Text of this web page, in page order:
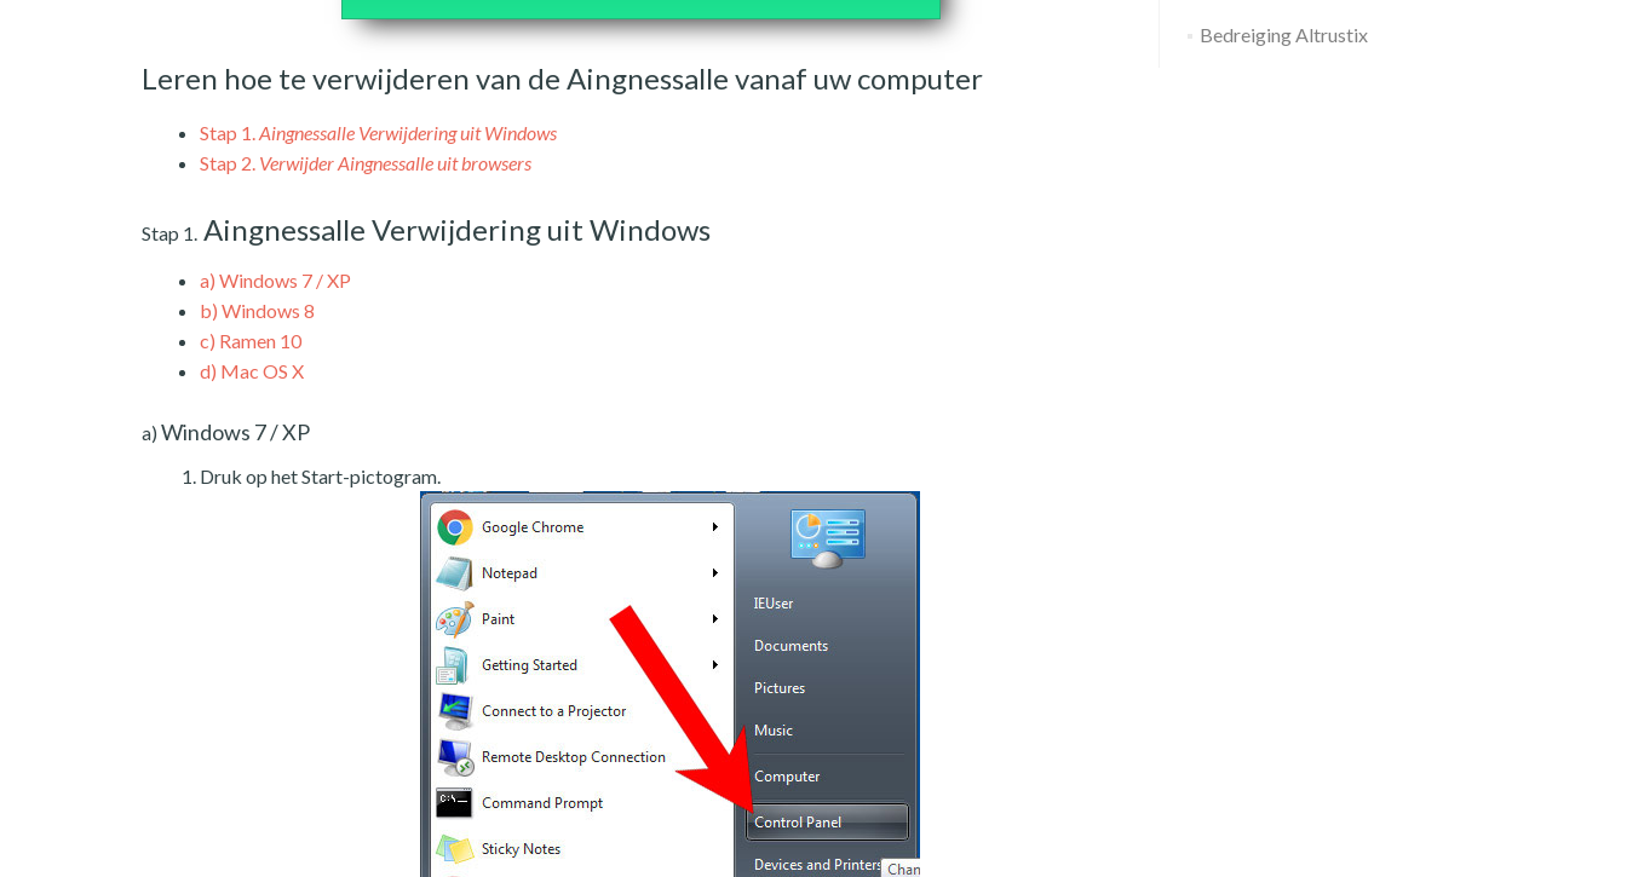
Leren hoe te verwijderen van de Aingnessalle vanaf uw computer
Stap 1.Aingnessalle Verwijdering uit Windows
Stap 2. Verwijder Aingnessalle uit browsers
Stap 1. Aingnessalle Verwijdering uit Windows
a) Windows 7 / XP
b) Windows 8
c) Ramen 10
d) Mac OS X
a) Windows 7 / XP
Druk op het Start-pictogram.
Bedreiging Altrustix